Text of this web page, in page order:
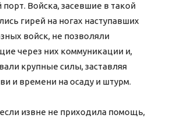
Войска, засевшие в такой
гирей на ногах наступавших
войск, не позволяли
через них коммуникации и,
крупные силы, заставляя
и времени на осаду и штурм.
извне не приходила помощь,